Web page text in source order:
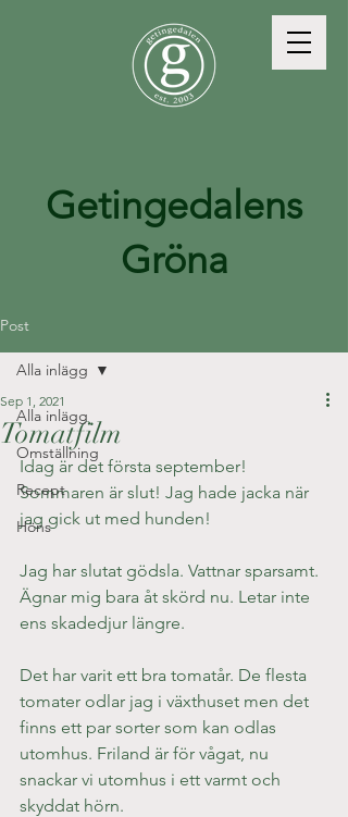
Getingedalens
Gröna
Post
Alla inlägg
Omställning
Recept
Höns
Alla inlägg
Tomatfilm
Sep 1, 2021
Idag är det första september!
Sommaren är slut! Jag hade jacka när
jag gick ut med hunden!
Jag har slutat gödsla. Vattnar sparsamt.
Ägnar mig bara åt skörd nu. Letar inte
ens skadedjur längre.
Det har varit ett bra tomatår. De flesta
tomater odlar jag i växthuset men det
finns ett par sorter som kan odlas
utomhus. Friland är för vågat, nu
snackar vi utomhus i ett varmt och
skyddat hörn.